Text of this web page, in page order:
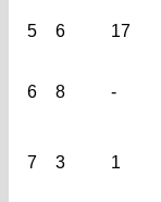
5 6 17
6 8 -
7 3 1